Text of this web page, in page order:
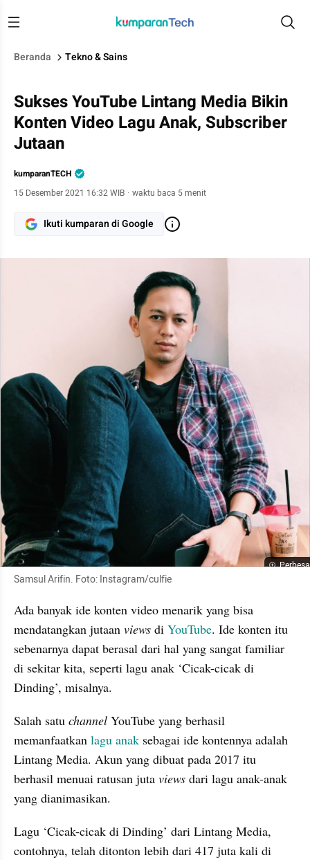
Beranda Tekno & Sains
Sukses YouTube Lintang Media Bikin
Konten Video Lagu Anak, Subscriber
Jutaan
kumparanTECH
15 Desember 2021 16:32 WIB · waktu baca 5 menit
Ikuti kumparan di Google
Samsul Arifin. Foto: Instagram/culfie
Ada banyak ide konten video menarik yang bisa
mendatangkan jutaan views di YouTube. Ide konten itu
sebenarnya dapat berasal dari hal yang sangat familiar
di sekitar kita, seperti lagu anak ‘Cicak-cicak di
Dinding’, misalnya.
Salah satu channel YouTube yang berhasil
memanfaatkan lagu anak sebagai ide kontennya adalah
Lintang Media. Akun yang dibuat pada 2017 itu
berhasil menuai ratusan juta views dari lagu anak-anak
yang dianimasikan.
Lagu ‘Cicak-cicak di Dinding’ dari Lintang Media,
contohnya, telah ditonton lebih dari 417 juta kali di